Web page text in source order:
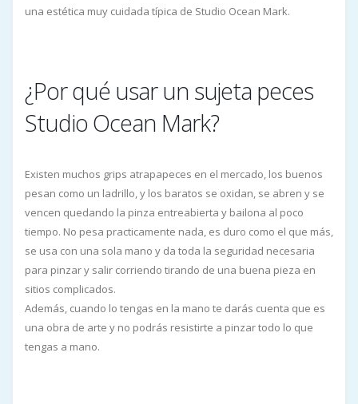
una estética muy cuidada típica de Studio Ocean Mark.
¿Por qué usar un sujeta peces
Studio Ocean Mark?
Existen muchos grips atrapapeces en el mercado, los buenos
pesan como un ladrillo, y los baratos se oxidan, se abren y se
vencen quedando la pinza entreabierta y bailona al poco
tiempo. No pesa practicamente nada, es duro como el que más,
se usa con una sola mano y da toda la seguridad necesaria
para pinzar y salir corriendo tirando de una buena pieza en
sitios complicados.
Además, cuando lo tengas en la mano te darás cuenta que es
una obra de arte y no podrás resistirte a pinzar todo lo que
tengas a mano.